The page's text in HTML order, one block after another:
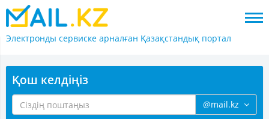
Электронды сервиске арналған Қазақстандық портал
Қош келдіңіз
@mail.kz